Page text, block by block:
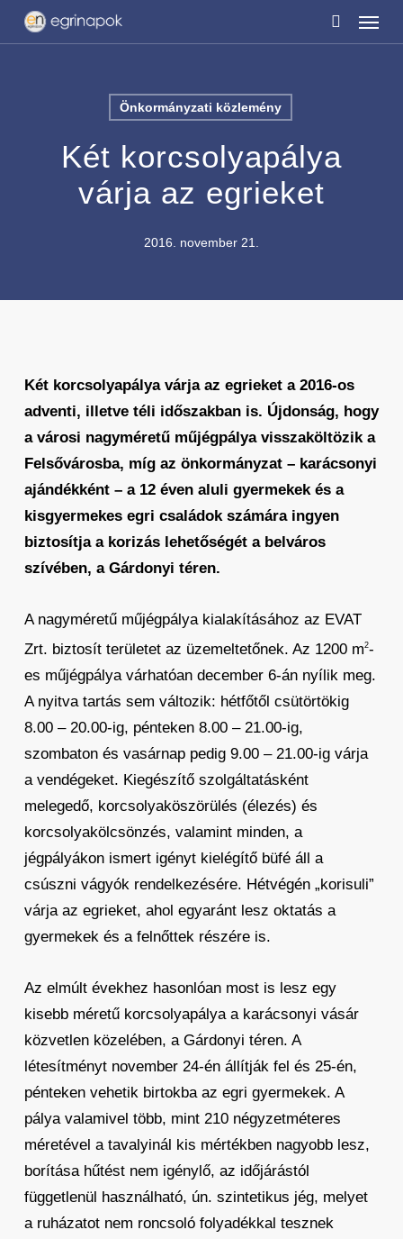
Skip
search
Menu
Önkormányzati közlemény
Két korcsolyapálya
várja az egrieket
2016. november 21.
Két korcsolyapálya várja az egrieket a 2016-os
adventi, illetve téli időszakban is. Újdonság, hogy
a városi nagyméretű műjégpálya visszaköltözik a
Felsővárosba, míg az önkormányzat – karácsonyi
ajándékként – a 12 éven aluli gyermekek és a
kisgyermekes egri családok számára ingyen
biztosítja a korizás lehetőségét a belváros
szívében, a Gárdonyi téren.
A nagyméretű műjégpálya kialakításához az EVAT
Zrt. biztosít területet az üzemeltetőnek. Az 1200 m2-
es műjégpálya várhatóan december 6-án nyílik meg.
A nyitva tartás sem változik: hétfőtől csütörtökig
8.00 – 20.00-ig, pénteken 8.00 – 21.00-ig,
szombaton és vasárnap pedig 9.00 – 21.00-ig várja
a vendégeket. Kiegészítő szolgáltatásként
melegedő, korcsolyaköszörülés (élezés) és
korcsolyakölcsönzés, valamint minden, a
jégpályákon ismert igényt kielégítő büfé áll a
csúszni vágyók rendelkezésére. Hétvégén „korisuli”
várja az egrieket, ahol egyaránt lesz oktatás a
gyermekek és a felnőttek részére is.
Az elmúlt évekhez hasonlóan most is lesz egy
kisebb méretű korcsolyapálya a karácsonyi vásár
közvetlen közelében, a Gárdonyi téren. A
létesítményt november 24-én állítják fel és 25-én,
pénteken vehetik birtokba az egri gyermekek. A
pálya valamivel több, mint 210 négyzetméteres
méretével a tavalyinál kis mértékben nagyobb lesz,
borítása hűtést nem igénylő, az időjárástól
függetlenül használható, ún. szintetikus jég, melyet
a ruházatot nem roncsoló folyadékkal tesznek